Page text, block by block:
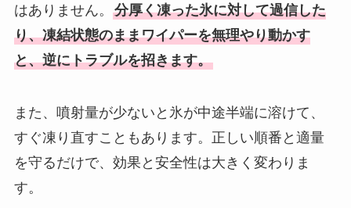
はありません。 分厚く凍った氷に対して過信した
り、凍結状態のままワイパーを無理やり動かす
と、逆にトラブルを招きます。
また、噴射量が少ないと氷が中途半端に溶けて、
すぐ凍り直すこともあります。正しい順番と適量
を守るだけで、効果と安全性は大きく変わりま
す。